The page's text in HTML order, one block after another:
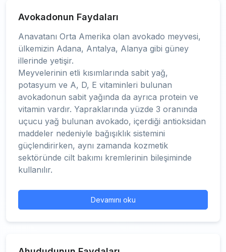
Avokadonun Faydaları
Anavatanı Orta Amerika olan avokado meyvesi,
ülkemizin Adana, Antalya, Alanya gibi güney
illerinde yetişir.
Meyvelerinin etli kısımlarında sabit yağ,
potasyum ve A, D, E vitaminleri bulunan
avokadonun sabit yağında da ayrıca protein ve
vitamin vardır. Yapraklarında yüzde 3 oranında
uçucu yağ bulunan avokado, içerdiği antioksidan
maddeler nedeniyle bağışıklık sistemini
güçlendirirken, aynı zamanda kozmetik
sektöründe cilt bakımı kremlerinin bileşiminde
kullanılır.
Devamını oku